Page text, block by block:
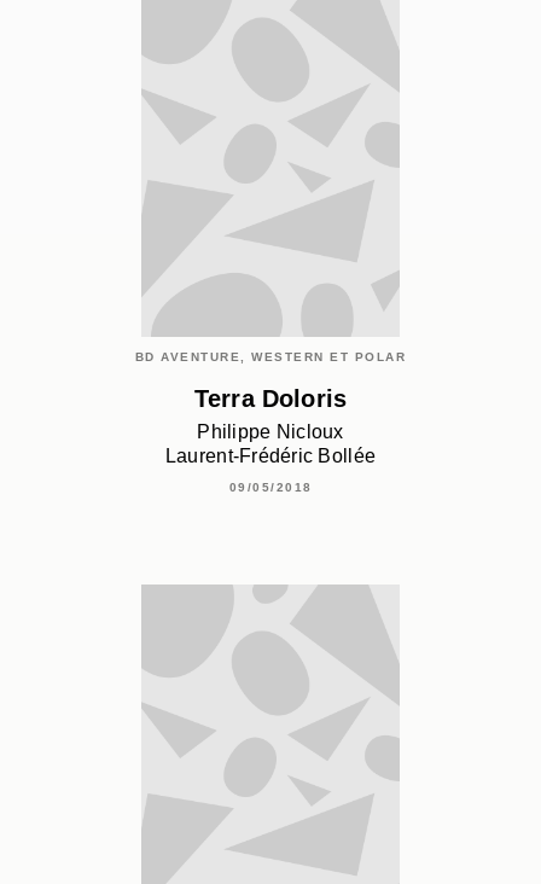
BD AVENTURE, WESTERN ET POLAR
Terra Doloris
Philippe Nicloux
Laurent-Frédéric Bollée
09/05/2018